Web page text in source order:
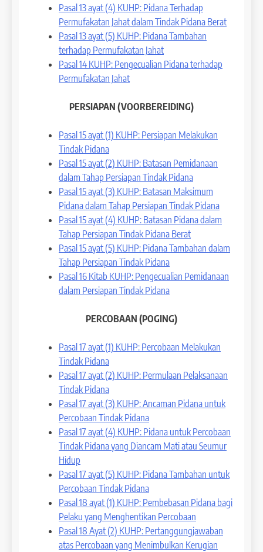
Pasal 13 ayat (4) KUHP: Pidana Terhadap
Permufakatan Jahat dalam Tindak Pidana Berat
Pasal 13 ayat (5) KUHP: Pidana Tambahan
terhadap Permufakatan Jahat
Pasal 14 KUHP: Pengecualian Pidana terhadap
Permufakatan Jahat
PERSIAPAN (VOORBEREIDING)
Pasal 15 ayat (1) KUHP: Persiapan Melakukan
Tindak Pidana
Pasal 15 ayat (2) KUHP: Batasan Pemidanaan
dalam Tahap Persiapan Tindak Pidana
Pasal 15 ayat (3) KUHP: Batasan Maksimum
Pidana dalam Tahap Persiapan Tindak Pidana
Pasal 15 ayat (4) KUHP: Batasan Pidana dalam
Tahap Persiapan Tindak Pidana Berat
Pasal 15 ayat (5) KUHP: Pidana Tambahan dalam
Tahap Persiapan Tindak Pidana
Pasal 16 Kitab KUHP: Pengecualian Pemidanaan
dalam Persiapan Tindak Pidana
PERCOBAAN (POGING)
Pasal 17 ayat (1) KUHP: Percobaan Melakukan
Tindak Pidana
Pasal 17 ayat (2) KUHP: Permulaan Pelaksanaan
Tindak Pidana
Pasal 17 ayat (3) KUHP: Ancaman Pidana untuk
Percobaan Tindak Pidana
Pasal 17 ayat (4) KUHP: Pidana untuk Percobaan
Tindak Pidana yang Diancam Mati atau Seumur
Hidup
Pasal 17 ayat (5) KUHP: Pidana Tambahan untuk
Percobaan Tindak Pidana
Pasal 18 ayat (1) KUHP: Pembebasan Pidana bagi
Pelaku yang Menghentikan Percobaan
Pasal 18 Ayat (2) KUHP: Pertanggungjawaban
atas Percobaan yang Menimbulkan Kerugian